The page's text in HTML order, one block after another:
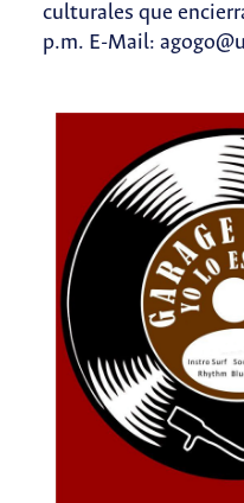
culturales que
p.m. E-Mail: